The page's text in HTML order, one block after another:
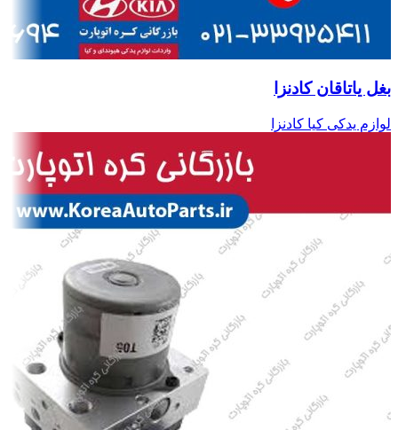
بغل یاتاقان کادنزا
لوازم یدکی کیا کادنزا